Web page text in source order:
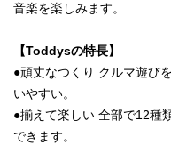
音楽を楽しみます。
【Toddysの特長】
●頑丈なつくり クルマ遊び
いやすい。
●揃えて楽しい 全部で12種
できます。